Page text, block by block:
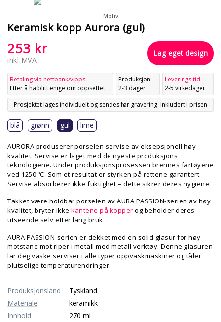
Motiv
Keramisk kopp Aurora (gul)
253 kr
inkl.MVA
Lag eget design
Betaling via nettbank/vipps:
Etter å ha blitt enige om oppsettet
Produksjon:
2-3 dager
Leverings tid:
2-5 virkedager
Prosjektet lages individuelt og sendes før gravering. Inkludert i prisen
blå grønn gul lime
AURORA produserer porselen servise av eksepsjonell høy
kvalitet. Servise er laget med de nyeste produksjons
teknologiene. Under produksjonsprosessen brennes fartøyene
ved 1250 ºC. Som et resultat er styrken på rettene garantert.
Servise absorberer ikke fuktighet – dette sikrer deres hygiene.
Takket være holdbar porselen av AURA PASSION-serien av høy
kvalitet, bryter ikke kantene på kopper og beholder deres
utseende selv etter lang bruk.
AURA PASSION-serien er dekket med en solid glasur for høy
motstand mot riper i metall med metall verktøy. Denne glasuren
lar deg vaske serviser i alle typer oppvaskmaskiner og tåler
plutselige temperaturendringer.
Produksjonsland
Tyskland
Materiale
keramikk
Innhold
270 ml